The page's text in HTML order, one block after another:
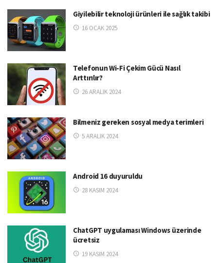
Giyilebilir teknoloji ürünleri ile sağlık takibi
16 OCAK 2025
Telefonun Wi-Fi Çekim Gücü Nasıl
Arttırılır?
26 ARALIK 2024
Bilmeniz gereken sosyal medya terimleri
5 ARALIK 2024
Android 16 duyuruldu
28 KASIM 2024
ChatGPT uygulaması Windows üzerinde
ücretsiz
19 KASIM 2024